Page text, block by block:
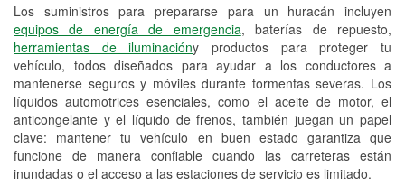
Los suministros para prepararse para un huracán incluyen
equipos de energía de emergencia, baterías de repuesto,
herramientas de iluminacióny productos para proteger tu
vehículo, todos diseñados para ayudar a los conductores a
mantenerse seguros y móviles durante tormentas severas. Los
líquidos automotrices esenciales, como el aceite de motor, el
anticongelante y el líquido de frenos, también juegan un papel
clave: mantener tu vehículo en buen estado garantiza que
funcione de manera confiable cuando las carreteras están
inundadas o el acceso a las estaciones de servicio es limitado.
Reciclaje de baterías y aceite
Instalación de bombillas de faros
Instalación de limpiaparabrisas
Programa de Préstamo de
Herramientas
Rectificación de tambores y discos de